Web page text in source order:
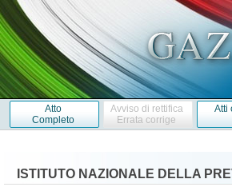
Atto
Completo
Avviso di rettifica
Errata corrige
Atti
ISTITUTO NAZIONALE DELLA